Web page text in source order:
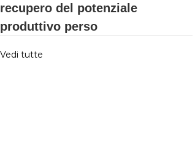
recupero del potenziale
produttivo perso
Vedi tutte